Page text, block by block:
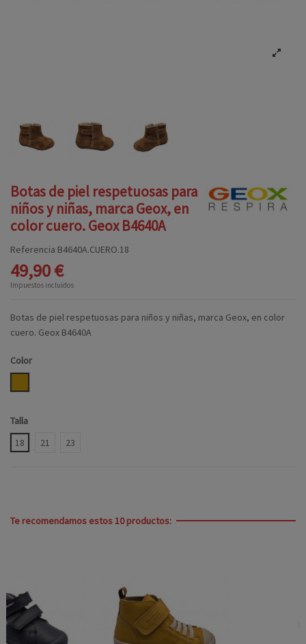
Botas de piel respetuosas para
niños y niñas, marca Geox, en
color cuero. Geox B4640A
Referencia B4640A.CUERO.18
49,90 €
Impuestos incluidos
Botas de piel respetuosas para niños y niñas, marca Geox, en color
cuero. Geox B4640A
Color
Talla
18
21 23
Te recomendamos estos 10 productos: